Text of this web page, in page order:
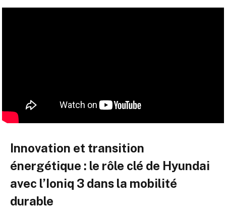
Innovation et transition
énergétique : le rôle clé de Hyundai
avec l’Ioniq 3 dans la mobilité
durable